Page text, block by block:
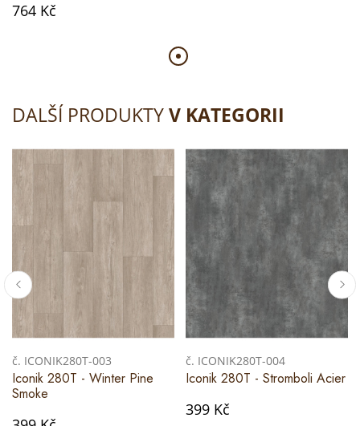
764 Kč
DALŠÍ PRODUKTYV KATEGORII
č. ICONIK280T-003
Iconik 280T - Winter Pine
Smoke
č. ICONIK280T-004
Iconik 280T - Stromboli Acier
399 Kč